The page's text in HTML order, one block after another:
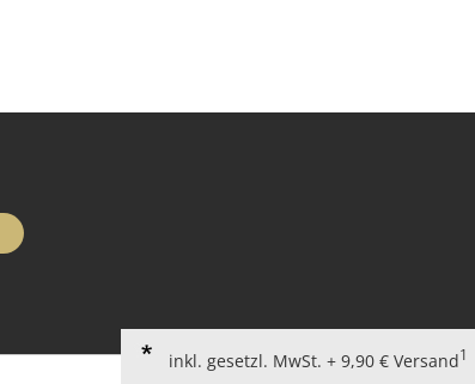
inkl. gesetzl. MwSt. + 9,90 € Versand1